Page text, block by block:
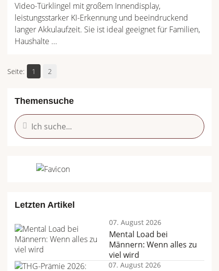
Video-Türklingel mit großem Innendisplay,
leistungsstarker KI-Erkennung und beeindruckend
langer Akkulaufzeit. Sie ist ideal geeignet für Familien,
Haushalte ...
1 2
Themensuche
Letzten Artikel
07. August 2026
Mental Load bei
Männern: Wenn alles zu
viel wird
07. August 2026